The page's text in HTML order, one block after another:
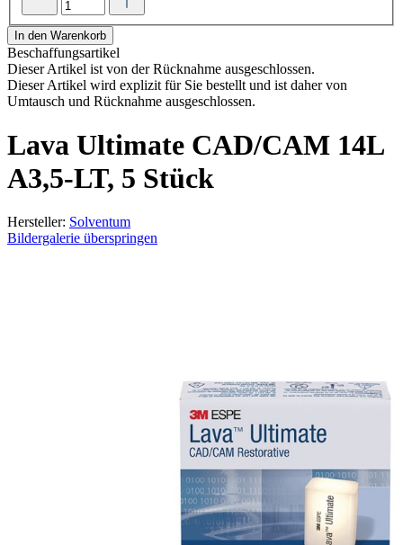
In den Warenkorb
Beschaffungsartikel
Dieser Artikel ist von der Rücknahme ausgeschlossen.
Dieser Artikel wird explizit für Sie bestellt und ist daher von
Umtausch und Rücknahme ausgeschlossen.
Lava Ultimate CAD/CAM 14L
A3,5-LT, 5 Stück
Hersteller: Solventum
Bildergalerie überspringen